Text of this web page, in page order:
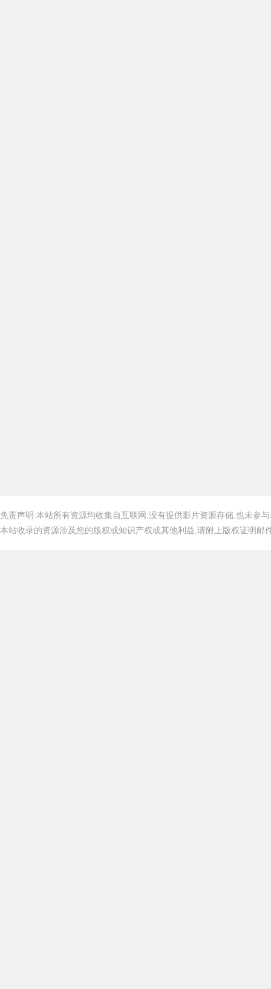
免责声明:本站所有资源均收集自互联网,没有提供影片资源存储,也未参
本站收录的资源涉及您的版权或知识产权或其他利益,请附上版权证明